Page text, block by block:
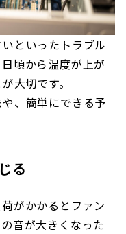
といったトラブル
頃から温度が上が
大切です。
、簡単にできる予
る
がかかるとファン
音が大きくなった